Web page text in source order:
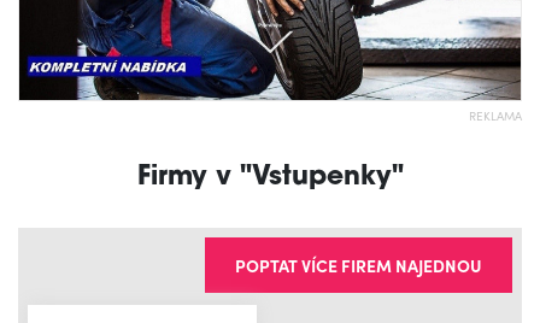
REKLAMA
Firmy v "Vstupenky"
POPTAT VÍCE FIREM NAJEDNOU